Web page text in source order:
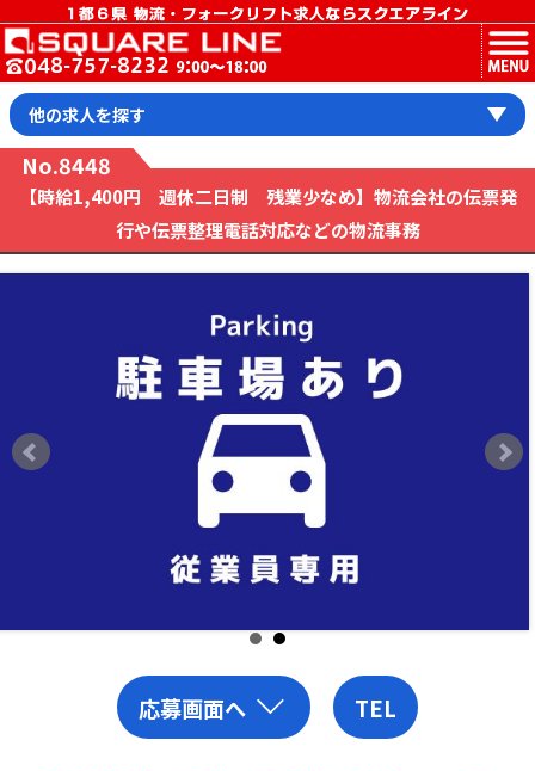
MENU
他の求人を探す
No.8448
【時給1,400円 週休二日制 残業少なめ】物流会社の伝票発
行や伝票整理電話対応などの物流事務
応募画面へ TEL